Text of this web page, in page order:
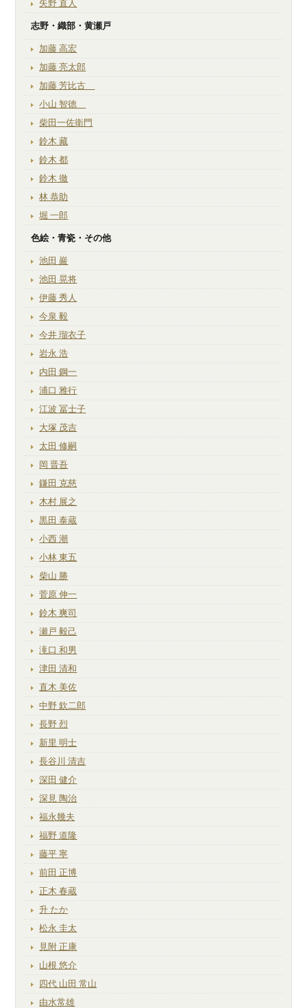
矢野 直人
志野・織部・黄瀬戸
加藤 高宏
加藤 亮太郎
加藤 芳比古
小山 智徳
柴田一佐衛門
鈴木 藏
鈴木 都
鈴木 徹
林 恭助
堀 一郎
色絵・青瓷・その他
池田 巖
池田 晃将
伊藤 秀人
今泉 毅
今井 瑠衣子
岩永 浩
内田 鋼一
浦口 雅行
江波 冨士子
大塚 茂吉
太田 修嗣
岡 晋吾
鎌田 克慈
木村 展之
黒田 泰蔵
小西 潮
小林 東五
柴山 勝
菅原 伸一
鈴木 爽司
瀬戸 毅己
滝口 和男
津田 清和
直木 美佐
中野 欽二郎
長野 烈
新里 明士
長谷川 清吉
深田 健介
深見 陶治
福永幾夫
福野 道隆
藤平 寧
前田 正博
正木 春蔵
升 たか
松永 圭太
見附 正康
山根 悠介
四代 山田 常山
由水常雄